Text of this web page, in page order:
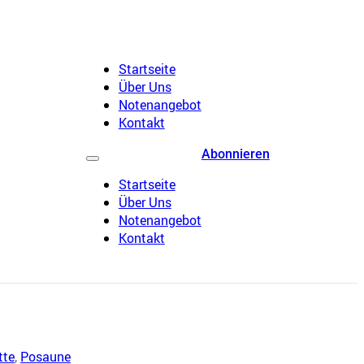
Startseite
Über Uns
Notenangebot
Kontakt
Startseite
Über Uns
Notenangebot
Kontakt
Abonnieren
, Posaune